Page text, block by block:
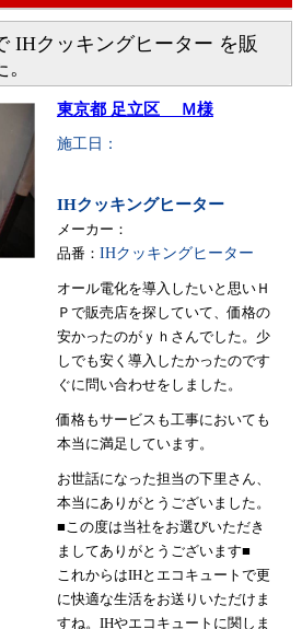
クッキングヒーター を販
東京都 足立区 Ｍ様
施工日：
IHクッキングヒーター
メーカー：
品番： IHクッキングヒーター
オール電化を導入したいと思いＨ
Ｐで販売店を探していて、価格の
安かったのがｙｈさんでした。少
しでも安く導入したかったのです
ぐに問い合わせをしました。
価格もサービスも工事においても
本当に満足しています。
お世話になった担当の下里さん、
本当にありがとうございました。
■この度は当社をお選びいただき
ましてありがとうございます■
これからはIHとエコキュートで更
に快適な生活をお送りいただけま
すね。IHやエコキュートに関しま